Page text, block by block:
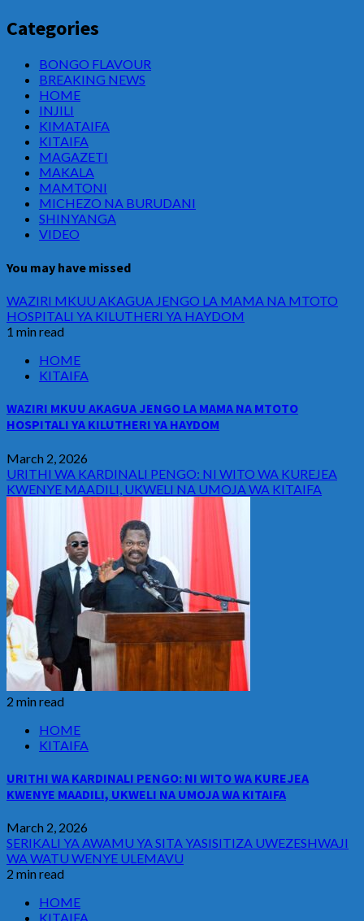
Categories
BONGO FLAVOUR
BREAKING NEWS
HOME
INJILI
KIMATAIFA
KITAIFA
MAGAZETI
MAKALA
MAMTONI
MICHEZO NA BURUDANI
SHINYANGA
VIDEO
You may have missed
WAZIRI MKUU AKAGUA JENGO LA MAMA NA MTOTO
HOSPITALI YA KILUTHERI YA HAYDOM
1 min read
HOME
KITAIFA
WAZIRI MKUU AKAGUA JENGO LA MAMA NA MTOTO
HOSPITALI YA KILUTHERI YA HAYDOM
March 2, 2026
URITHI WA KARDINALI PENGO: NI WITO WA KUREJEA
KWENYE MAADILI, UKWELI NA UMOJA WA KITAIFA
2 min read
HOME
KITAIFA
URITHI WA KARDINALI PENGO: NI WITO WA KUREJEA
KWENYE MAADILI, UKWELI NA UMOJA WA KITAIFA
March 2, 2026
SERIKALI YA AWAMU YA SITA YASISITIZA UWEZESHWAJI
WA WATU WENYE ULEMAVU
2 min read
HOME
KITAIFA